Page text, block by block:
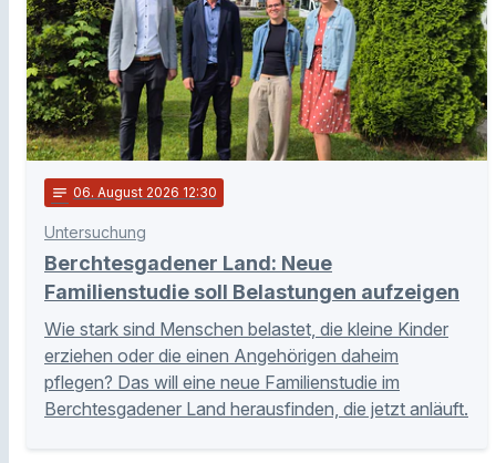
notes 06. August 2026 12:30
Untersuchung
Berchtesgadener Land: Neue
Familienstudie soll Belastungen aufzeigen
Wie stark sind Menschen belastet, die kleine Kinder
erziehen oder die einen Angehörigen daheim
pflegen? Das will eine neue Familienstudie im
Berchtesgadener Land herausfinden, die jetzt anläuft.